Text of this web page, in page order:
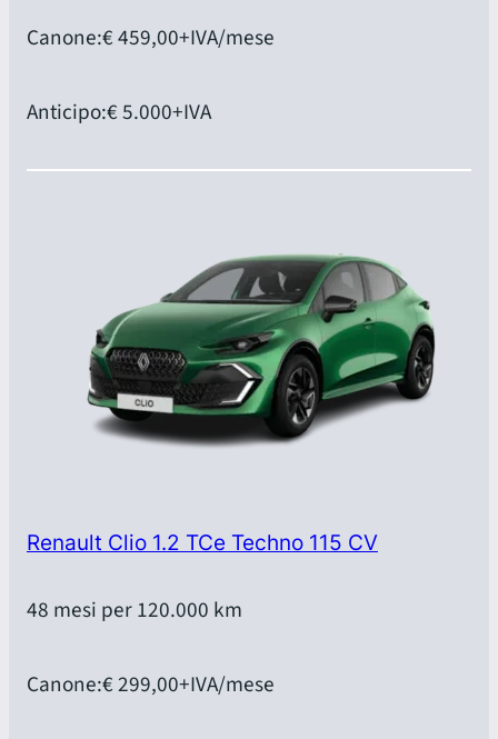
Canone:€ 459,00+IVA/mese
Anticipo:€ 5.000+IVA
Renault Clio 1.2 TCe Techno 115 CV
48 mesi per 120.000 km
Canone:€ 299,00+IVA/mese